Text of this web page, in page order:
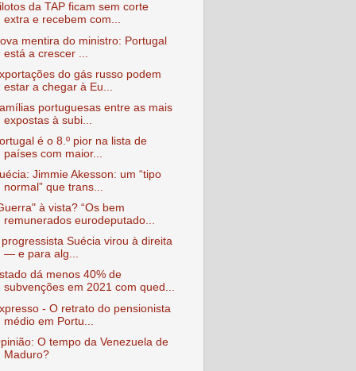
da TAP ficam sem corte
extra e recebem com...
mentira do ministro: Portugal
está a crescer ...
do gás russo podem
estar a chegar à Eu...
portuguesas entre as mais
expostas à subi...
é o 8.º pior na lista de
países com maior...
Jimmie Akesson: um “tipo
normal” que trans...
à vista? “Os bem
remunerados eurodeputado...
progressista Suécia virou à direita
— e para alg...
dá menos 40% de
subvenções em 2021 com qued...
- O retrato do pensionista
médio em Portu...
O tempo da Venezuela de
Maduro?